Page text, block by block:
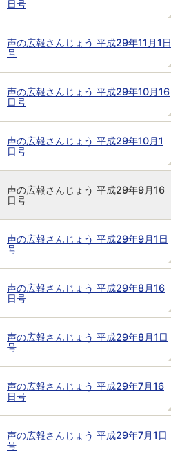
日号
声の広報さんじょう 平成29年11月1日
号
声の広報さんじょう 平成29年10月16
日号
声の広報さんじょう 平成29年10月1
日号
声の広報さんじょう 平成29年9月16
日号
声の広報さんじょう 平成29年9月1日
号
声の広報さんじょう 平成29年8月16
日号
声の広報さんじょう 平成29年8月1日
号
声の広報さんじょう 平成29年7月16
日号
声の広報さんじょう 平成29年7月1日
号